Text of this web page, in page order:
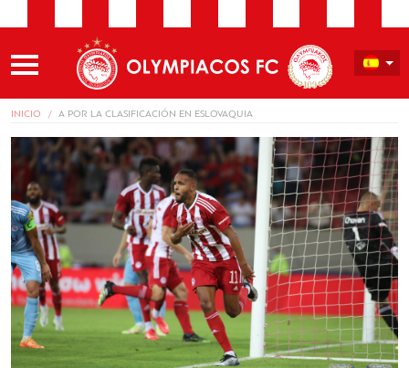
INICIO A POR LA CLASIFICACIÓN EN ESLOVAQUIA